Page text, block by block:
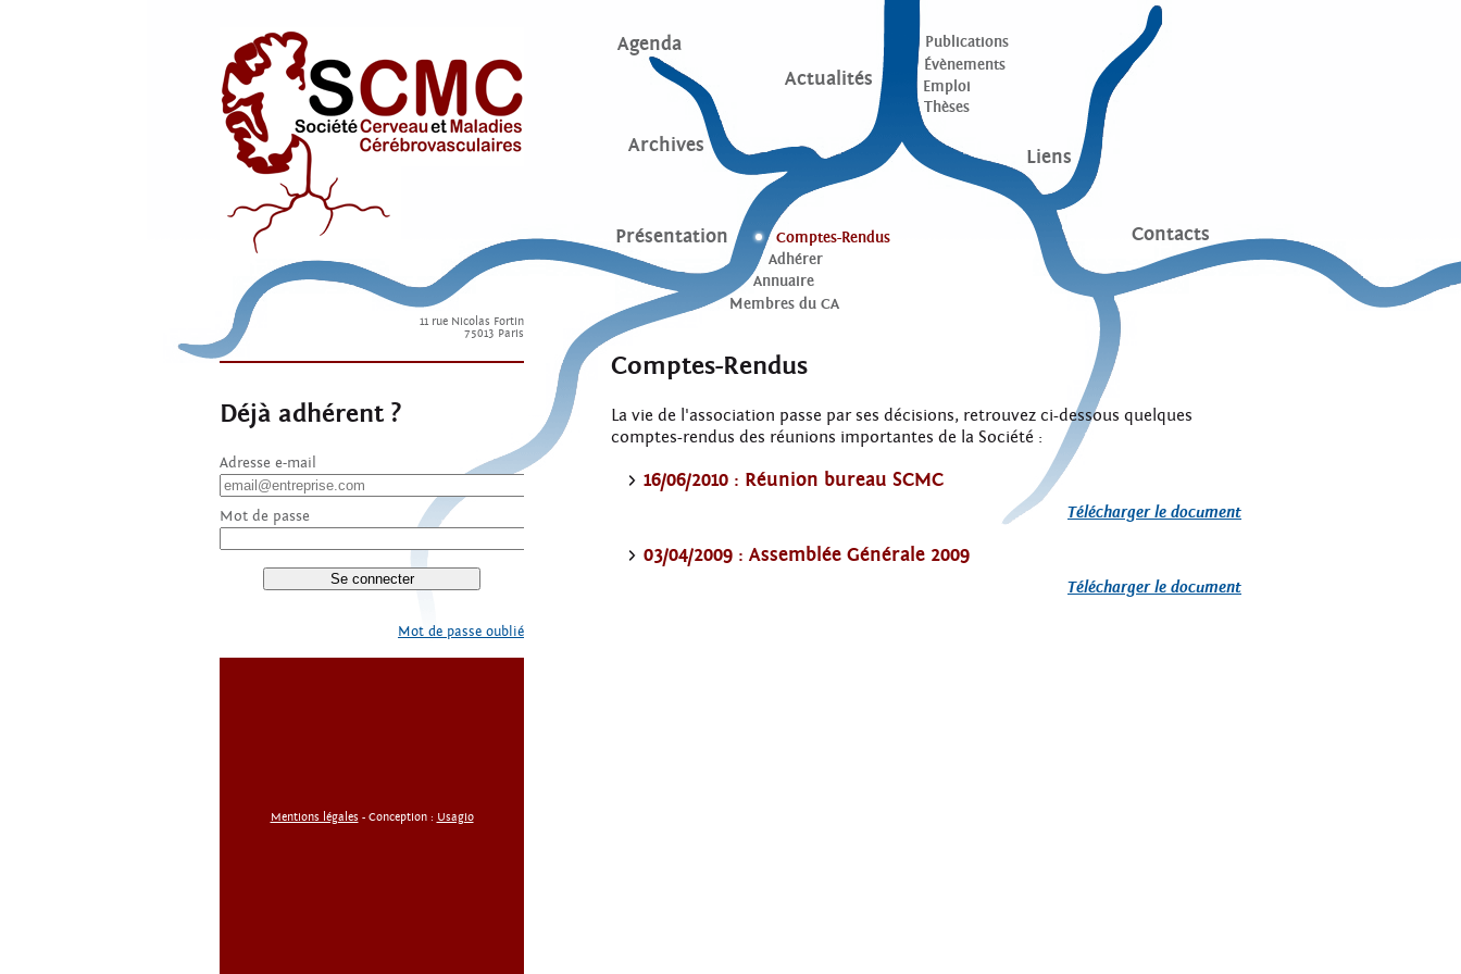
Actualités
Publications
Évènements
Emploi
Thèses
Présentation
Comptes-Rendus
Adhérer
Annuaire
Membres du CA
Agenda
Archives
Liens
Contacts
11 rue Nicolas Fortin
75013 Paris
Déjà adhérent ?
Adresse e-mail
Mot de passe
Mot de passe oublié
Mentions légales - Conception : Usagio
Comptes-Rendus
La vie de l'association passe par ses décisions, retrouvez ci-dessous quelques
comptes-rendus des réunions importantes de la Société :
16/06/2010 : Réunion bureau SCMC
Télécharger le document
03/04/2009 : Assemblée Générale 2009
Télécharger le document